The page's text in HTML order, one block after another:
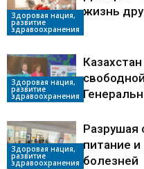
Здоровая нация,
развитие
здравоохранения
жизнь
Здоровая нация,
развитие
здравоохранения
Здоровая нация,
развитие
здравоохранения
Разрушая
питание
болезней